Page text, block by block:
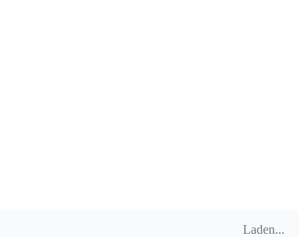
Laden...